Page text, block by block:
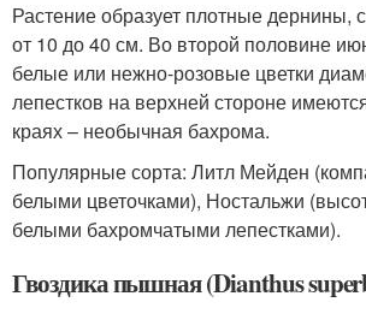
Растение образует плотные дернины,
от 10 до 40 см. Во второй половине
белые или нежно-розовые цветки
лепестков на верхней стороне
краях – необычная бахрома.
Популярные сорта: Литл Мейден
белыми цветочками), Ностальжи
белыми бахромчатыми лепестками).
Гвоздика пышная (Dianthus